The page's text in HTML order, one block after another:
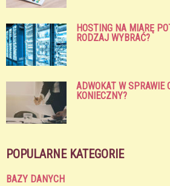
HOSTING NA MIARĘ
RODZAJ WYBRAĆ?
ADWOKAT W
KONIECZNY?
POPULARNE KATEGORIE
BAZY DANYCH